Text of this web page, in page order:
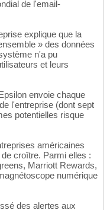
de l'email-
explique que la
» des données
n'a pu
et leurs
envoie chaque
l'entreprise (dont sept
potentielles risque
américaines
croître. Parmi elles :
Marriott Rewards,
numérique
des alertes aux